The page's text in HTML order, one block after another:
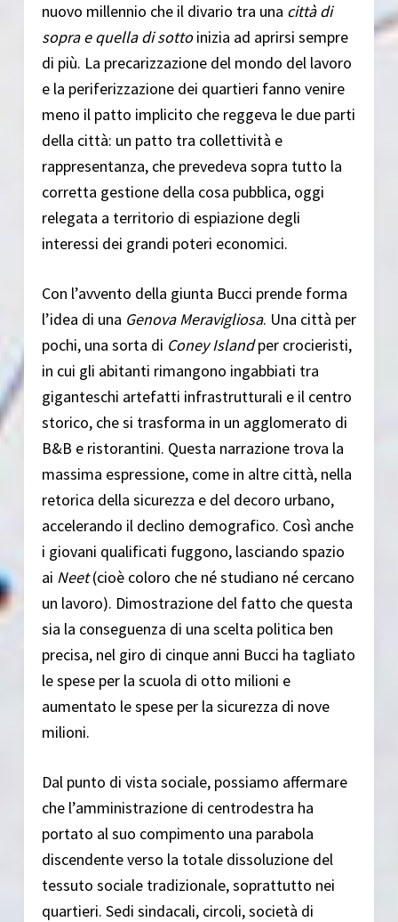
nuovo millennio che il divario tra una città di
sopra e quella di sottoinizia ad aprirsi sempre
di più. La precarizzazione del mondo del lavoro
e la periferizzazione dei quartieri fanno venire
meno il patto implicito che reggeva le due parti
della città: un patto tra collettività e
rappresentanza, che prevedeva sopra tutto la
corretta gestione della cosa pubblica, oggi
relegata a territorio di espiazione degli
interessi dei grandi poteri economici.
Con l’avvento della giunta Bucci prende forma
l’idea di una Genova Meravigliosa. Una città per
pochi, una sorta di Coney Islandper crocieristi,
in cui gli abitanti rimangono ingabbiati tra
giganteschi artefatti infrastrutturali e il centro
storico, che si trasforma in un agglomerato di
B&B e ristorantini. Questa narrazione trova la
massima espressione, come in altre città, nella
retorica della sicurezza e del decoro urbano,
accelerando il declino demografico. Così anche
i giovani qualificati fuggono, lasciando spazio
ai Neet(cioè coloro che né studiano né cercano
un lavoro). Dimostrazione del fatto che questa
sia la conseguenza di una scelta politica ben
precisa, nel giro di cinque anni Bucci ha tagliato
le spese per la scuola di otto milioni e
aumentato le spese per la sicurezza di nove
milioni.
Dal punto di vista sociale, possiamo affermare
che l’amministrazione di centrodestra ha
portato al suo compimento una parabola
discendente verso la totale dissoluzione del
tessuto sociale tradizionale, soprattutto nei
quartieri. Sedi sindacali, circoli, società di